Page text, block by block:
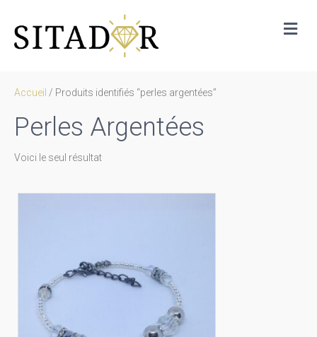
Accueil / Produits identifiés “perles argentées”
Perles Argentées
Voici le seul résultat